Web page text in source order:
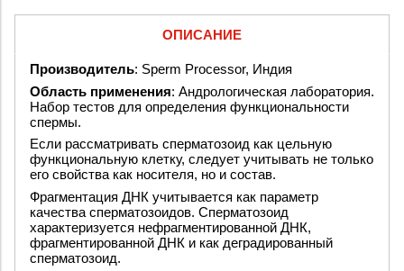
ОПИСАНИЕ
Производитель: Sperm Processor, Индия
Область применения: Андрологическая лаборатория.
Набор тестов для определения функциональности
спермы.
Если рассматривать сперматозоид как цельную
функциональную клетку, следует учитывать не только
его свойства как носителя, но и состав.
Фрагментация ДНК учитывается как параметр
качества сперматозоидов. Сперматозоид
характеризуется нефрагментированной ДНК,
фрагментированной ДНК и как деградированный
сперматозоид.